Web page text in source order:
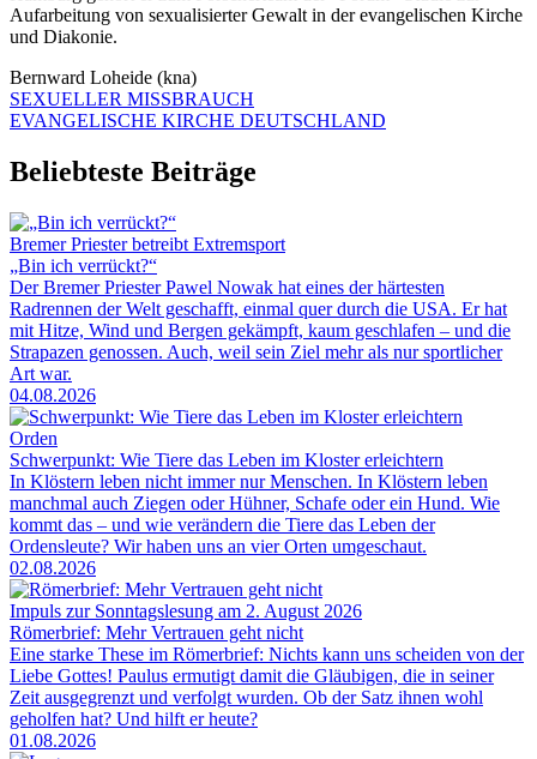
Aufarbeitung von sexualisierter Gewalt in der evangelischen Kirche
und Diakonie.
Bernward Loheide (kna)
SEXUELLER MISSBRAUCH
EVANGELISCHE KIRCHE DEUTSCHLAND
Beliebteste Beiträge
Bremer Priester betreibt Extremsport
„Bin ich verrückt?“
Der Bremer Priester Pawel Nowak hat eines der härtesten
Radrennen der Welt geschafft, einmal quer durch die USA. Er hat
mit Hitze, Wind und Bergen gekämpft, kaum geschlafen – und die
Strapazen genossen. Auch, weil sein Ziel mehr als nur sportlicher
Art war.
04.08.2026
Orden
Schwerpunkt: Wie Tiere das Leben im Kloster erleichtern
In Klöstern leben nicht immer nur Menschen. In Klöstern leben
manchmal auch Ziegen oder Hühner, Schafe oder ein Hund. Wie
kommt das – und wie verändern die Tiere das Leben der
Ordensleute? Wir haben uns an vier Orten umgeschaut.
02.08.2026
Impuls zur Sonntagslesung am 2. August 2026
Römerbrief: Mehr Vertrauen geht nicht
Eine starke These im Römerbrief: Nichts kann uns scheiden von der
Liebe Gottes! Paulus ermutigt damit die Gläubigen, die in seiner
Zeit ausgegrenzt und verfolgt wurden. Ob der Satz ihnen wohl
geholfen hat? Und hilft er heute?
01.08.2026